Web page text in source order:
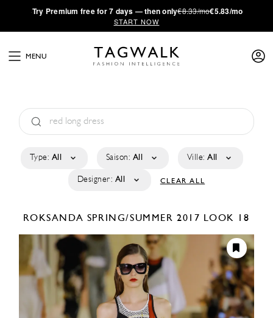
·Try Premium free for 7 days — then only€8.33/mo€5.83/mo
START NOW
MENU
Type: All Saison: All Ville: All
Designer: All CLEAR ALL
ROKSANDA SPRING/SUMMER 2017 LOOK 18